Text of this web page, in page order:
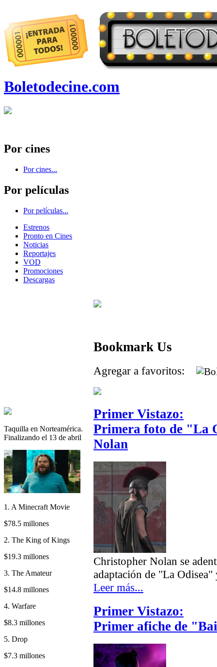
Boletodecine.com
Por cines
Por cines...
Por películas
Por películas...
Estrenos
Pronto en Cines
Noticias
Reportajes
VOD
Promociones
Descargas
Taquilla en Norteamérica.
Finalizando el 13 de abril
1. A Minecraft Movie
$78.5 millones
2. The King of Kings
$19.3 millones
3. The Amateur
$14.8 millones
4. Warfare
$8.3 millones
5. Drop
$7.3 millones
Bookmark Us
Agregar a favoritos:
Primer Vistazo:
Primera foto de "La
Nolan
Christopher Nolan se
adaptación de "La
Leer más...
Primer Vistazo:
Primer afiche de